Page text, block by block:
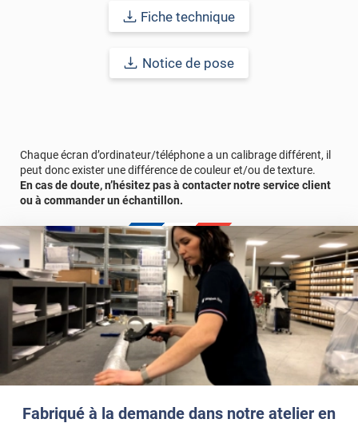
Fabriqué à la demande dans notre atelier en
: 10 ans en pose intérieur (anti craquèlement,
Afin de vous rendre compte de la qualité et de son rendu
Fiche technique
Notice de pose
Chaque écran d’ordinateur/téléphone a un calibrage différent, il
peut donc exister une différence de couleur et/ou de texture.
En cas de doute, n’hésitez pas à contacter notre service client
ou à commander un échantillon.